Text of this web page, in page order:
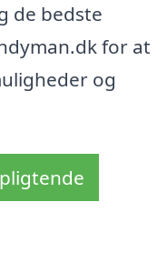
de bedste
for at
og